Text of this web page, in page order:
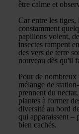
être calme et
Car entre les tiges,
constamment
papillons volent,
insectes rampent
des vers de terre
nouveau dès qu'il
Pour de nombreux
mélange de
prennent du
plantes à former
diversité au bord
qui apparaissent –
bien cachés.